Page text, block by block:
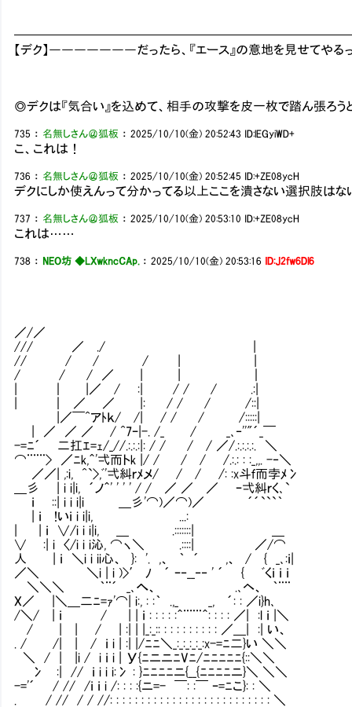
【デク】―――――――だったら、『エース』の意地を見せてやる
◎デクは『気合い』を込めて、相手の攻撃を皮一枚で踏ん張ろう
735 ： 名無しさん＠狐板 ：2025/10/10(金) 20:52:43 ID:lEGyiWD+
こ、これは！
736 ： 名無しさん＠狐板 ：2025/10/10(金) 20:52:45 ID:+ZE08ycH
デクにしか使えんって分かってる以上ここを潰さない選択肢はな
737 ： 名無しさん＠狐板 ：2025/10/10(金) 20:53:10 ID:+ZE08ycH
これは……
738 ： NEO坊 ◆LXwkncCAp. ：2025/10/10(金) 20:53:16 ID:J2fw6Dl6
／/／
/// ／ ./ |
// / / / | |
/ / / ／ | | ｜
| ｜ |／ / :| / / / .:|
| ｜ ／ ／ |: / / / /::|
|／￣^アﾄｋ/ /| / / / /:::::|
| ／ ／ ／ / ^7ｰ|-. /_ / _､‐''"´_￣
-=ﾆ´ 二扛ｴ=ｪ/_//.:.:.:|: / / / / ／/.:.:.:.:. ＼
⌒¨¨¨> ／ﾆk,＾'弌而トk |/ / / / /.:.: : :_,,. -‐＼
／／| ,:i, ^`>,ﾞ'弌糾ｒﾒメ/ / / /: :x斗ｆ而孛ﾒ冫
＿彡 | i i|i, ´ノ＾' ' ' ' / / ／ ／ ／ ｰ弌糾ｒく､`
ｉ ::| i i i|i ＿彡'⌒)／⌒)／ ´´```｀
| ｉ !いｉ i i|i, ...:
| | ｉ ∨/i i i|i, ＿ .:::::::| ＿
∨ :| i 〈/i i i沁, ⌒ヽ＼ .::::| ／/⌒
人 | ｉ ＼i i ii心、 }: '. ,、 ｀ ´ ,、 / { _､:ｉ|
／＼ ＼i | i )>′ ﾉ ´ ｰ‐__‐‐ ' ´ { ﾞくｉ ｉ ｉ
＼＼＼ ｀¨´ _､へ、 .､ヘ、 ｀¨¨
X／ |＼＿二ﾆ=ｧ'⌒| i:, : :｀ .,_ _, ´: : ／i}h､
/＼/ | ｉ / | | ｉ : : : : :＾¨¨¨＾: : : : ／| :l ｉ |＼
/ | | / | :| | |_:_:: : : : : : : : : : ／＿| :| い、
. / /| | / ｉ i | :| |/ﾆﾆ＼_:_:_:_:_:x-=ﾆ二}い ＼＼
＼ / | |i / i ｉ i | У{ﾆニニﾆVﾆ/ﾆﾆﾆﾆﾆ{::＼＼
冫 :| // ｉ i i i:冫 : }ﾆﾆﾆﾆニ{__{ﾆﾆﾆﾆニ}＼ ＼＼
-='´ / // /ｉ ｉ i /: : : :{ニ=- ￣: :￣ ｰ=ﾆこ}: : ＼
. / // / / //: : : : : : : : : : : : : : : : : : : : : : : : : : ＼